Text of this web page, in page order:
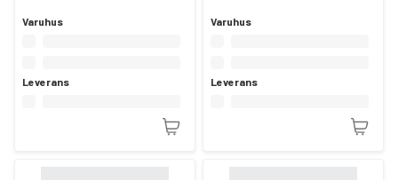
Varuhus
Leverans
Varuhus
Leverans